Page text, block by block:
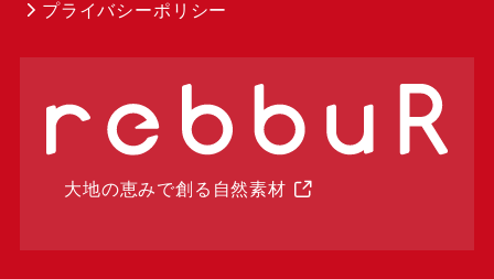
プライバシーポリシー
大地の恵みで創る自然素材